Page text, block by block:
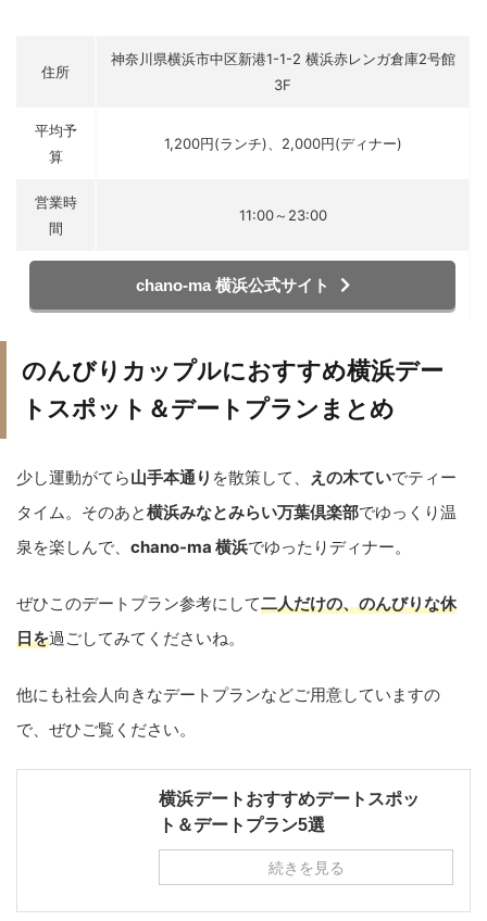
住所
神奈川県横浜市中区新港1-1-2 横浜赤レンガ倉庫2号館
3F
平均予
算
1,200円(ランチ)、2,000円(ディナー)
営業時
間
11:00～23:00
chano-ma 横浜公式サイト
のんびりカップルにおすすめ横浜デー
トスポット＆デートプランまとめ
少し運動がてら山手本通り を散策して、 えの木ていでティー
タイム。そのあと横浜みなとみらい万葉倶楽部でゆっくり温
泉を楽しんで、 chano-ma 横浜でゆったりディナー。
ぜひこのデートプラン参考にして二人だけの、のんびりな休
日を過ごしてみてくださいね。
他にも社会人向きなデートプランなどご用意していますの
で、ぜひご覧ください。
横浜デートおすすめデートスポッ
ト＆デートプラン5選
続きを見る